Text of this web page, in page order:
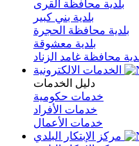
بلدية محافظة القرى
بلدية بني كبير
بلدية محافظة الحجرة
بلدية معشوقة
محافظة غامد الزناد
دليل الخدمات
خدمات حكومية
خدمات الأفراد
خدمات الأعمال